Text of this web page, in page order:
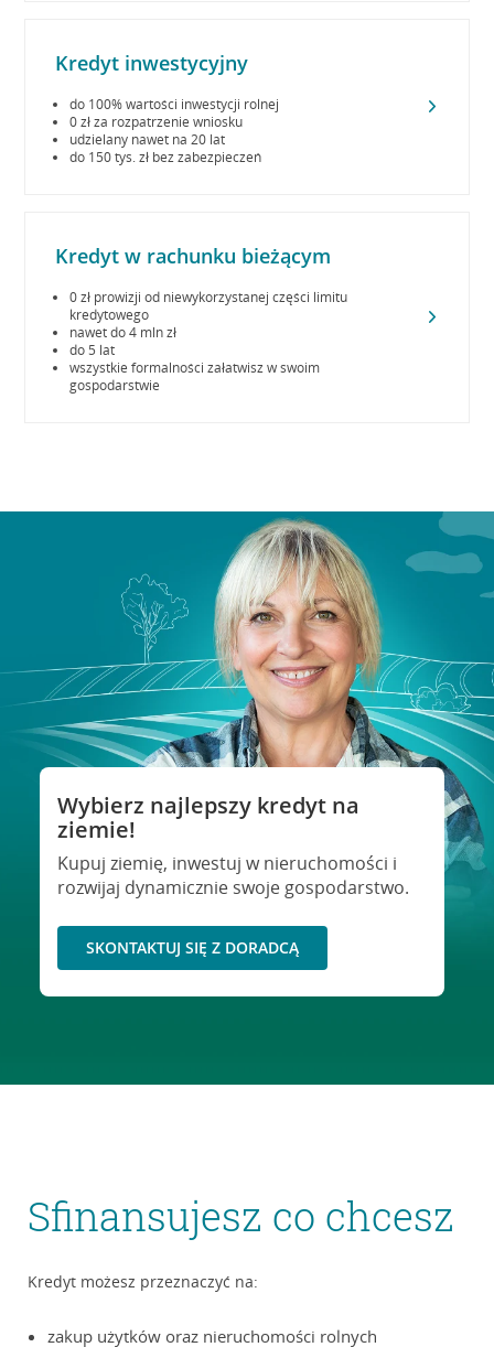
Kredyt inwestycyjny
do 100% wartości inwestycji rolnej
0 zł za rozpatrzenie wniosku
udzielany nawet na 20 lat
do 150 tys. zł bez zabezpieczeń
Kredyt w rachunku bieżącym
0 zł prowizji od niewykorzystanej części limitu
kredytowego
nawet do 4 mln zł
do 5 lat
wszystkie formalności załatwisz w swoim
gospodarstwie
Wybierz najlepszy kredyt na
ziemie!
Kupuj ziemię, inwestuj w nieruchomości i
rozwijaj dynamicznie swoje gospodarstwo.
SKONTAKTUJ SIĘ Z DORADCĄ
Sfinansujesz co chcesz
Kredyt możesz przeznaczyć na:
zakup użytków oraz nieruchomości rolnych